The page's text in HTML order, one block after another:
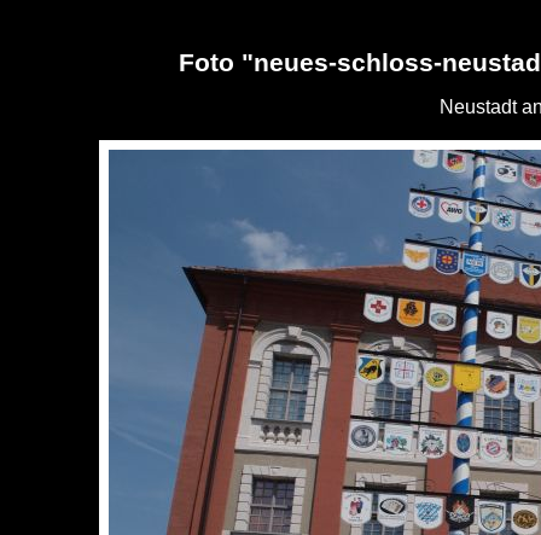
Foto "neues-schloss-
Neustadt